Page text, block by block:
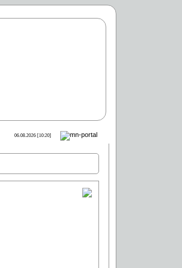
06.08.2026 [10:20]